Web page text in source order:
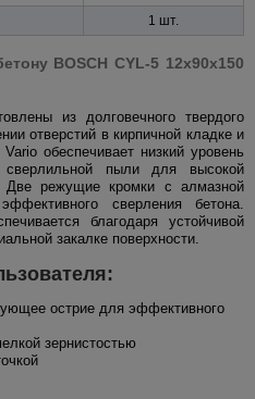
1 шт.
BOSCH CYL-5 12x90x150
из долговечного твердого
отверстий в кирпичной кладке и
обеспечивает низкий уровень
пыли для высокой
Две режущие кромки с алмазной
сверления бетона.
благодаря устойчивой
закалке поверхности.
острие для эффективного
зернистостью